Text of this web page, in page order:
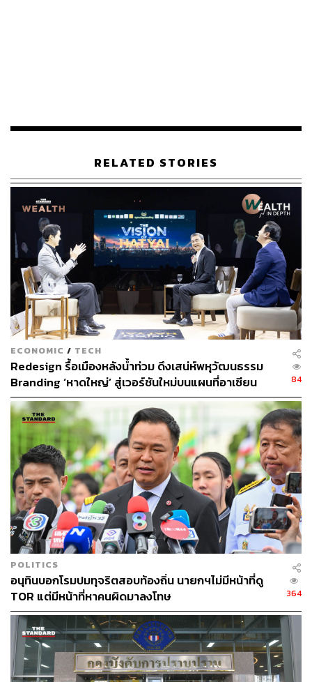
นปช. ได้เข้าร่วมรับฟังด้วย โดยนายณัฐวุฒิประกาศทั้งน้ำตา
ไม่ยอมรับมติ ป.ป.ช. และเตรียมรวบรวมรายชื่อผู้มีสิทธิ์เลือก
ตั้งไม่ต่ำกว่า 20,000 คน ยื่นประธานสภาฯ เพื่อพิจารณายื่น
ศาลฎีกาตั้งไต่สวนกรรมการ ป.ป.ช. ต่อไป
TAGS: คณะกรรมการป้องกันและปราบปรามการทุจริตแห่งชาติ
(ป.ป.ช.)
การชุมนุมทางการเมือง 2553
อภิสิทธิ์ เวชชาชีวะ
613
ABOUT THE AUTHOR
RELATED STORIES
ECONOMIC / TECH
Redesign รื้อเมืองหลังน้ำท่วม ดึงเสน่ห์พหุวัฒนธรรม
Branding ‘หาดใหญ่’ สู่เวอร์ชันใหม่บนแผนที่อาเซียน
84
POLITICS
อนุทินบอกโรมปมทุจริตสอบท้องถิ่น นายกฯไม่มีหน้าที่ดู
TOR แต่มีหน้าที่หาคนผิดมาลงโทษ
364